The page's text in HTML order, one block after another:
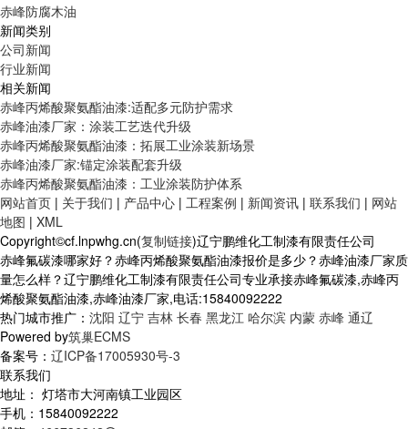
赤峰防腐木油
新闻类别
公司新闻
行业新闻
相关新闻
赤峰丙烯酸聚氨酯油漆:适配多元防护需求
赤峰油漆厂家：涂装工艺迭代升级
赤峰丙烯酸聚氨酯油漆：拓展工业涂装新场景
赤峰油漆厂家:锚定涂装配套升级
赤峰丙烯酸聚氨酯油漆：工业涂装防护体系
网站首页 | 关于我们 | 产品中心 | 工程案例 | 新闻资讯 | 联系我们 | 网站
地图 | XML
Copyright©cf.lnpwhg.cn(复制链接)辽宁鹏维化工制漆有限责任公司
赤峰氟碳漆哪家好？赤峰丙烯酸聚氨酯油漆报价是多少？赤峰油漆厂家质
量怎么样？辽宁鹏维化工制漆有限责任公司专业承接赤峰氟碳漆,赤峰丙
烯酸聚氨酯油漆,赤峰油漆厂家,电话:15840092222
热门城市推广： 沈阳 辽宁 吉林 长春 黑龙江 哈尔滨 内蒙 赤峰 通辽
Powered by筑巢ECMS
备案号： 辽ICP备17005930号-3
联系我们
地址： 灯塔市大河南镇工业园区
手机：15840092222